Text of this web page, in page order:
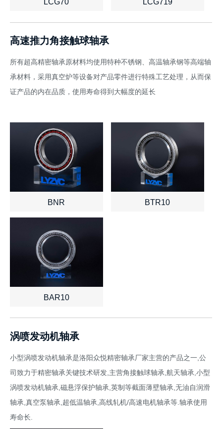
LCG70
查看详情 了解报价
LCG719
查看详情 了解报价
高速推力角接触球轴承
所有超高精密轴承原材料均使用特种不锈钢、高温轴承钢等高端轴
承材料，采用真空炉等设备对产品零件进行特殊工艺处理，从而保
证产品的内在品质，使用寿命得到大幅度的延长
BNR BTR10
BAR10
查看详情 了解报价
涡喷发动机轴承
小型涡喷发动机轴承是洛阳众悦精密轴承厂家主营的产品之一,公
司致力于精密轴承关键技术研发,主营角接触球轴承,航天轴承,小型
涡喷发动机轴承,磁悬浮保护轴承,英制等截面薄壁轴承,无油自润滑
轴承,真空泵轴承,超低温轴承,高线轧机/高速电机轴承等.轴承使用
寿命长.